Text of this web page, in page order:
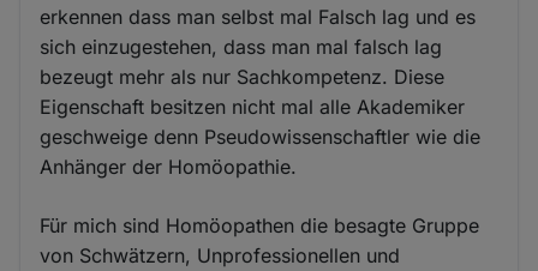
erkennen dass man selbst mal Falsch lag und es
sich einzugestehen, dass man mal falsch lag
bezeugt mehr als nur Sachkompetenz. Diese
Eigenschaft besitzen nicht mal alle Akademiker
geschweige denn Pseudowissenschaftler wie die
Anhänger der Homöopathie.
Für mich sind Homöopathen die besagte Gruppe
von Schwätzern, Unprofessionellen und